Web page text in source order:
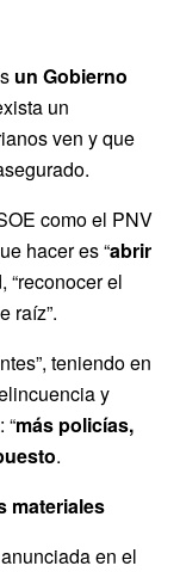
un Gobierno
un
ven y que
como el PNV
hacer es “abrir
“reconocer el
raíz”.
teniendo en
y
“más policías,
.
materiales
en el